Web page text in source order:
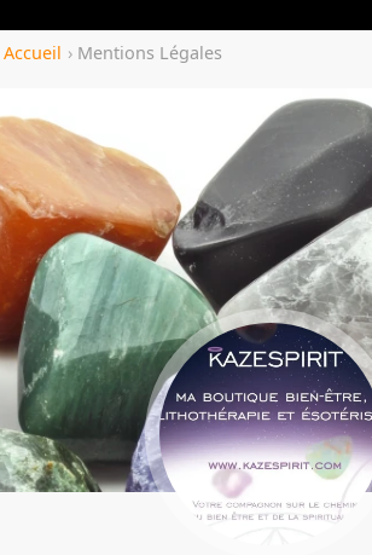
Accueil › Mentions Légales